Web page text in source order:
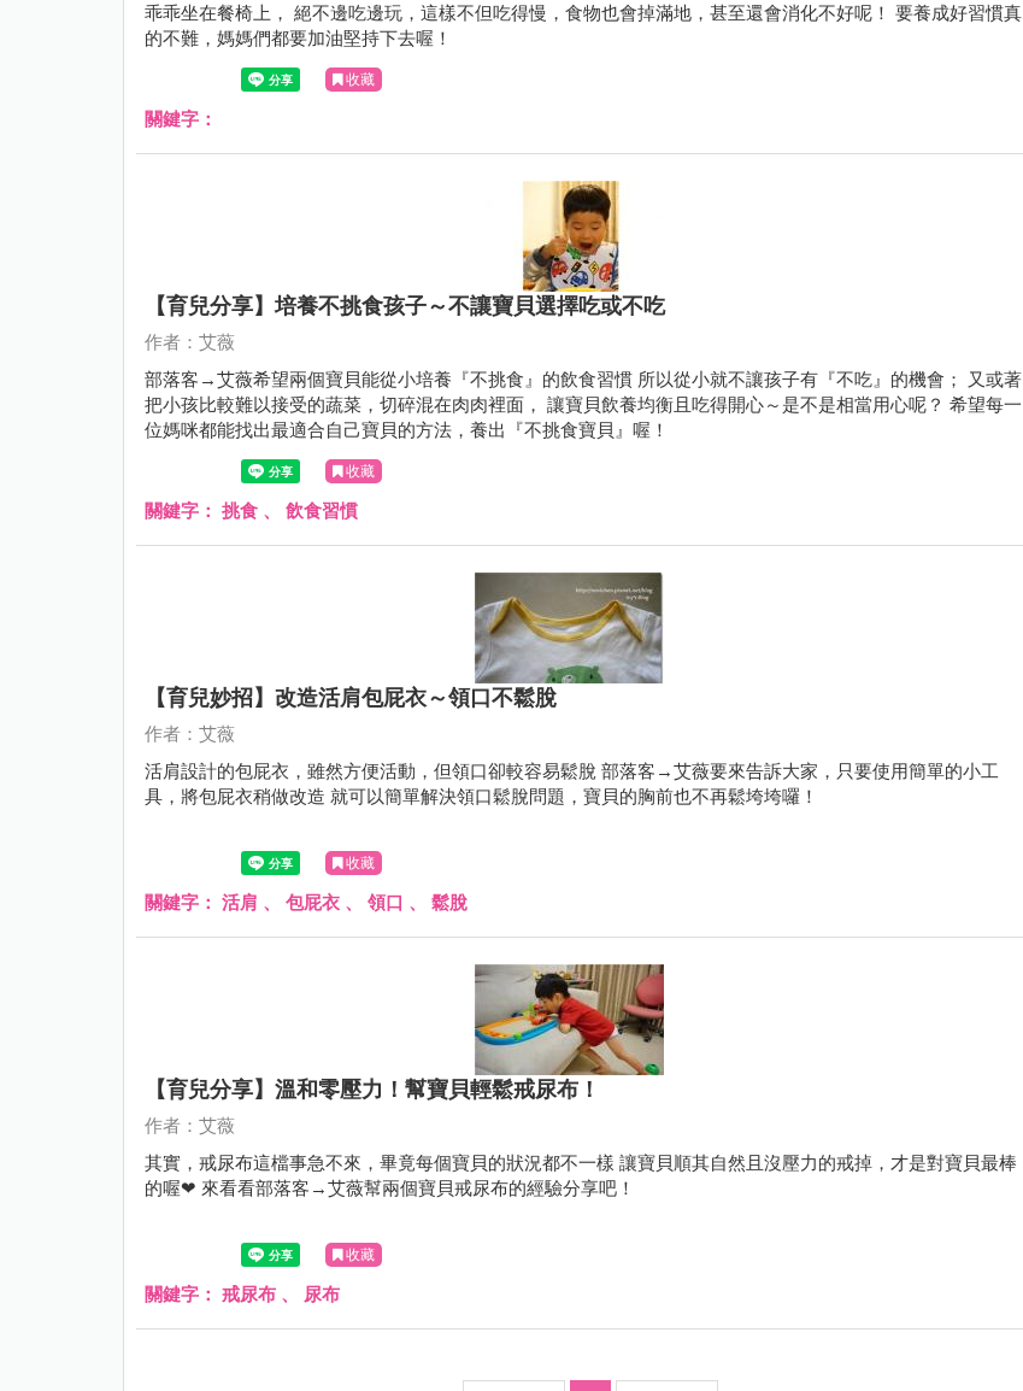
乖乖坐在餐椅上， 絕不邊吃邊玩，這樣不但吃得慢，食物也會掉滿地，甚至還會消化不好呢！ 要養成好習慣真
的不難，媽媽們都要加油堅持下去喔！
收藏
關鍵字：
【育兒分享】培養不挑食孩子～不讓寶貝選擇吃或不吃
作者：艾薇
部落客→艾薇希望兩個寶貝能從小培養『不挑食』的飲食習慣 所以從小就不讓孩子有『不吃』的機會； 又或著
把小孩比較難以接受的蔬菜，切碎混在肉肉裡面， 讓寶貝飲養均衡且吃得開心～是不是相當用心呢？ 希望每一
位媽咪都能找出最適合自己寶貝的方法，養出『不挑食寶貝』喔！
收藏
關鍵字： 挑食 、 飲食習慣
【育兒妙招】改造活肩包屁衣～領口不鬆脫
作者：艾薇
活肩設計的包屁衣，雖然方便活動，但領口卻較容易鬆脫 部落客→艾薇要來告訴大家，只要使用簡單的小工
具，將包屁衣稍做改造 就可以簡單解決領口鬆脫問題，寶貝的胸前也不再鬆垮垮囉！
收藏
關鍵字： 活肩 、 包屁衣 、 領口 、 鬆脫
【育兒分享】溫和零壓力！幫寶貝輕鬆戒尿布！
作者：艾薇
其實，戒尿布這檔事急不來，畢竟每個寶貝的狀況都不一樣 讓寶貝順其自然且沒壓力的戒掉，才是對寶貝最棒
的喔❤ 來看看部落客→艾薇幫兩個寶貝戒尿布的經驗分享吧！
收藏
關鍵字： 戒尿布 、 尿布